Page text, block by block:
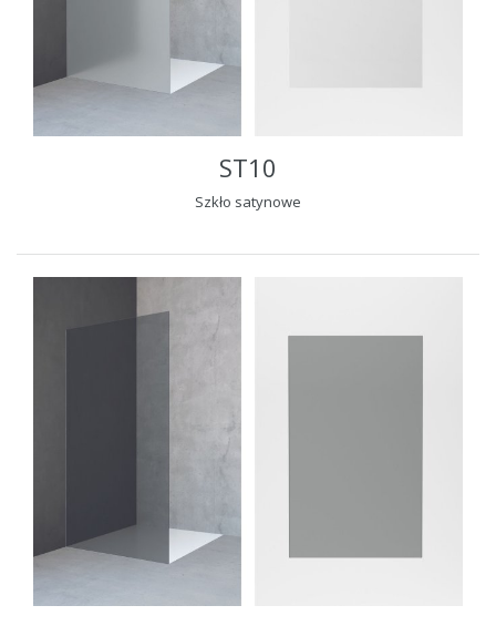
ST10
Szkło satynowe